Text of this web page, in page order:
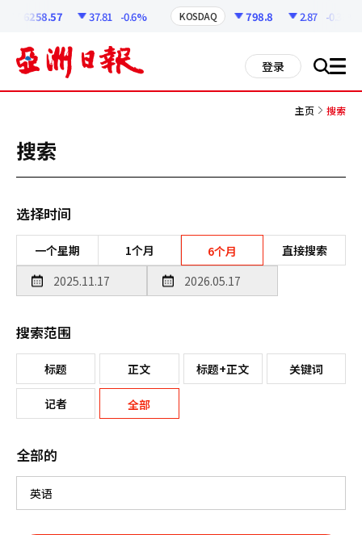
6258.57 37.81 -0.6% KOSDAQ 798.8 2.87 -0.36%
登录 搜 all
主页 搜索
搜索
选择时间
一个星期 1个月 6个月 直接搜索
搜索范围
标题 正文 标题+正文 关键词
记者 全部
全部的